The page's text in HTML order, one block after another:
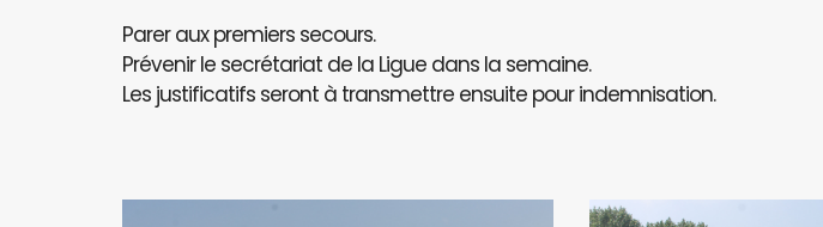
Parer aux premiers secours.
Prévenir le secrétariat de la Ligue dans la semaine.
Les justificatifs seront à transmettre ensuite pour indemnisation.